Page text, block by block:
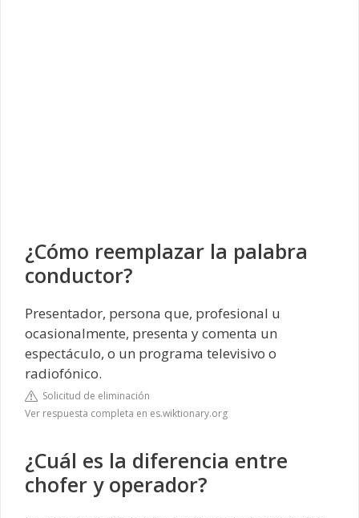
¿Cómo reemplazar la palabra
conductor?
Presentador, persona que, profesional u
ocasionalmente, presenta y comenta un
espectáculo, o un programa televisivo o
radiofónico.
Solicitud de eliminación
Ver respuesta completa en es.wiktionary.org
¿Cuál es la diferencia entre
chofer y operador?